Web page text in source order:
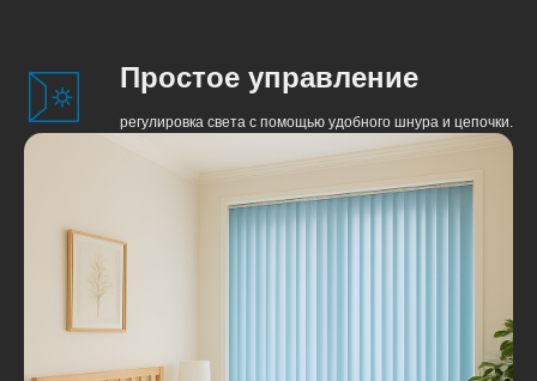
Простое управление
регулировка света с помощью удобного шнура и цепочки.